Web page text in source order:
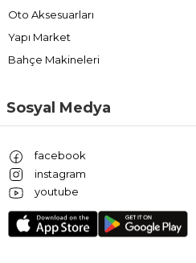
Oto Aksesuarları
Yapı Market
Bahçe Makineleri
Sosyal Medya
facebook
instagram
youtube